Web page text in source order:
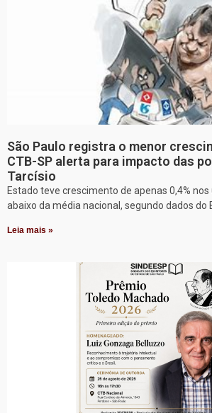
São Paulo registra o menor
CTB-SP alerta para impacto das
Tarcísio
Estado teve crescimento de apenas 0,4%
abaixo da média nacional, segundo dados do
Leia mais »